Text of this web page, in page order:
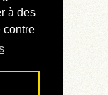
à des
contre